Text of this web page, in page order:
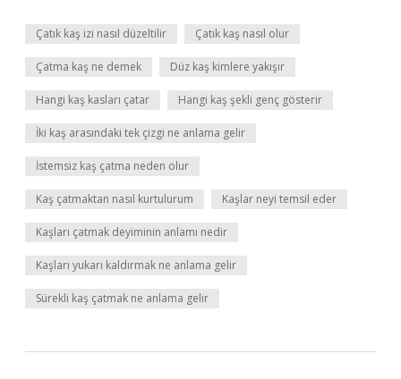
Çatık kaş izi nasıl düzeltilir Çatık kaş nasıl olur
Çatma kaş ne demek Düz kaş kimlere yakışır
Hangi kaş kasları çatar Hangi kaş şekli genç gösterir
İki kaş arasındaki tek çizgi ne anlama gelir
İstemsiz kaş çatma neden olur
Kaş çatmaktan nasıl kurtulurum Kaşlar neyi temsil eder
Kaşları çatmak deyiminin anlamı nedir
Kaşları yukarı kaldırmak ne anlama gelir
Sürekli kaş çatmak ne anlama gelir